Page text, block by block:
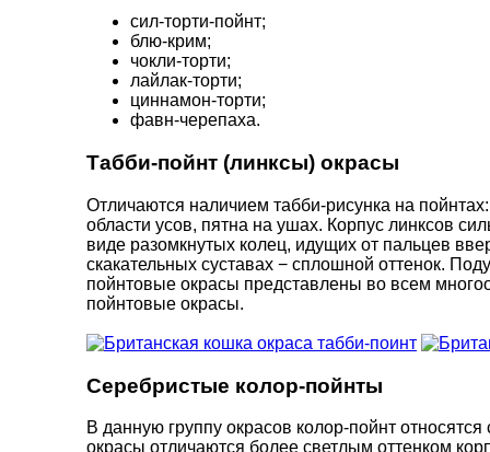
сил-торти-пойнт;
блю-крим;
чокли-торти;
лайлак-торти;
циннамон-торти;
фавн-черепаха.
Табби-пойнт (линксы) окрасы
Отличаются наличием табби-рисунка на
области усов, пятна на ушах. Корпус линксов
виде разомкнутых колец, идущих от пальцев
скакательных суставах − сплошной оттенок.
пойнтовые окрасы представлены во всем
пойнтовые окрасы.
Серебристые колор-пойнты
В данную группу окрасов колор-пойнт
окрасы отличаются более светлым оттенком